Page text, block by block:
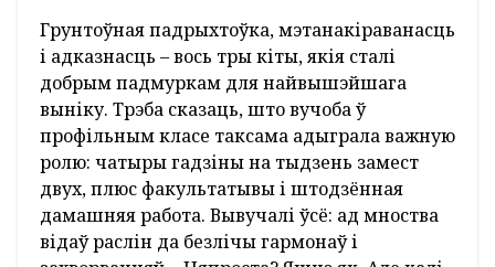
Грунтоўная падрыхтоўка, мэтанакіраванасць
і адказнасць – вось тры кіты, якія сталі
добрым падмуркам для найвышэйшага
выніку. Трэба сказаць, што вучоба ў
профільным класе таксама адыграла важную
ролю: чатыры гадзіны на тыдзень замест
двух, плюс факультатывы і штодзённая
дамашняя работа. Вывучалі ўсё: ад мноства
відаў раслін да безлічы гармонаў і